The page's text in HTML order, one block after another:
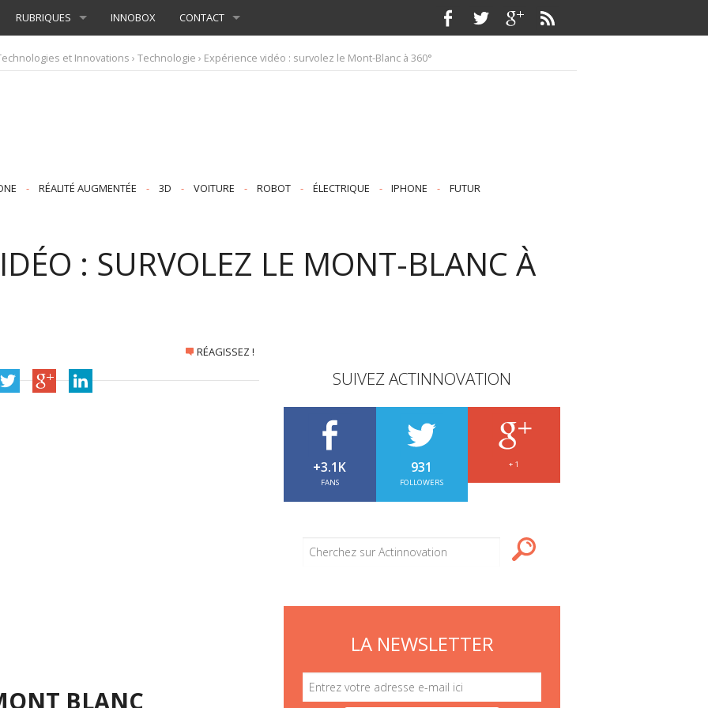
RUBRIQUES INNOBOX CONTACT
et Innovations ›Technologie › Expérience vidéo : survolez le Mont-Blanc à 360°
- RÉALITÉ AUGMENTÉE - 3D - VOITURE - ROBOT - ÉLECTRIQUE - IPHONE - FUTUR
: SURVOLEZ LE MONT-BLANC À
RÉAGISSEZ !
BLANC
SUIVEZ ACTINNOVATION
+3.1K
FANS
931
FOLLOWERS
+ 1
LA NEWSLETTER